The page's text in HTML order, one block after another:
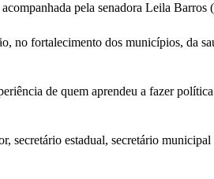
pela senadora Leila
fortalecimento dos municípios, da
de quem aprendeu a fazer
estadual, secretário